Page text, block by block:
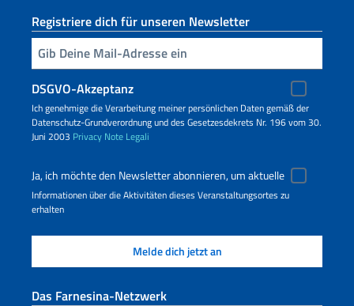
Registriere dich für unseren Newsletter
Geben Sie Ihre E-Mail ein
DSGVO-Akzeptanz
Ich genehmige die Verarbeitung meiner persönlichen Daten gemäß der
Datenschutz-Grundverordnung und des Gesetzesdekrets Nr. 196 vom 30.
Juni 2003 Privacy Note Legali
Ja, ich möchte den Newsletter abonnieren, um aktuelle
Informationen über die Aktivitäten dieses Veranstaltungsortes zu
erhalten
Das Farnesina-Netzwerk